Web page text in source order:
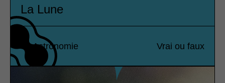
La Lune
Astronomie Vrai ou faux